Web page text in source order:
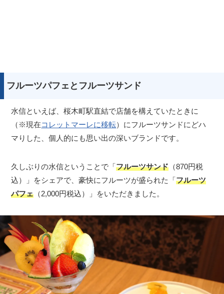
フルーツパフェとフルーツサンド
水信といえば、桜木町駅直結で店舗を構えていたときに
（※現在コレットマーレに移転）にフルーツサンドにどハ
マりした、個人的にも思い出の深いブランドです。
久しぶりの水信ということで「フルーツサンド （870円税
込）」をシェアで、豪快にフルーツが盛られた「フルーツ
パフェ （2,000円税込）」をいただきました。